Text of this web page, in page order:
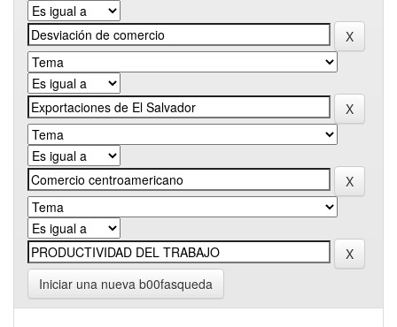
Iniciar una nueva b00fasqueda